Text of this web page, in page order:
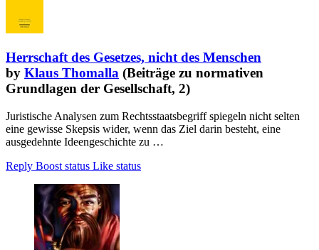
Herrschaft des Gesetzes, nicht des Menschen
by Klaus Thomalla (Beiträge zu normativen
Grundlagen der Gesellschaft, 2)
Juristische Analysen zum Rechtsstaatsbegriff spiegeln nicht selten
eine gewisse Skepsis wider, wenn das Ziel darin besteht, eine
ausgedehnte Ideengeschichte zu …
Reply Boost status Like status